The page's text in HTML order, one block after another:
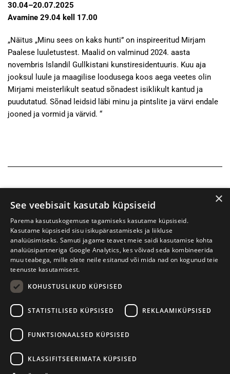
30.04–20.07.2025
Avamine 29.04 kell 17.00
„Näitus „Minu sees on kaks hunti” on inspireeritud Mirjam
Paalese luuletustest. Maalid on valminud 2024. aasta
novembris Islandil Gullkistani kunstiresidentuuris. Kuu aja
jooksul luule ja maagilise loodusega koos aega veetes olin
Mirjami meisterlikult seatud sõnadest isiklikult kantud ja
puudutatud. Sõnad leidsid läbi minu ja pintslite ja värvi endale
jooned ja vormid ja värvid. “
Prima Vista kirjandusfestival
+372 56906836
×
See veebisait kasutab küpsiseid
Parema kasutuskogemuse tagamiseks kasutame küpsiseid.
Kasutame küpsiseid sisu isikupärastamiseks ja liikluse
analüüsimiseks. Samuti jagame teavet meie saidi kasutamise kohta
analüüsipartneriga Google Analytics, kes võivad seda kombineerida
muu teabega, mille olete neile esitanud või mida nad on kogunud teie
teenuste kasutamisest.
KOHUSTUSLIKUD KÜPSISED
STATISTILISED KÜPSISED REKLAAMIKÜPSISED
FUNKTSIONAALSED KÜPSISED
KLASSIFITSEERIMATA KÜPSISED